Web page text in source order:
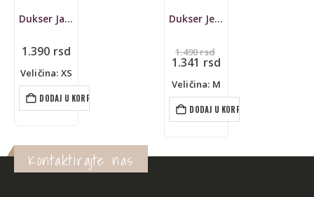
Dukser Jack & Jones
1.390 rsd
Veličina: XS
DODAJ U KORPU
Dukser Jean Pascale
1.490rsd
cena
bila:
1.490 rsd.
1.341 rsd
1.341 rsd.
Veličina: M
DODAJ U KORPU
Kontaktirajte nas